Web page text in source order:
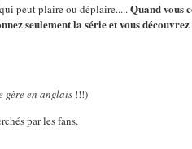
peut plaire ou déplaire.....Quand vous
seulement la série et vous
gère en anglais !!!)
par les fans.